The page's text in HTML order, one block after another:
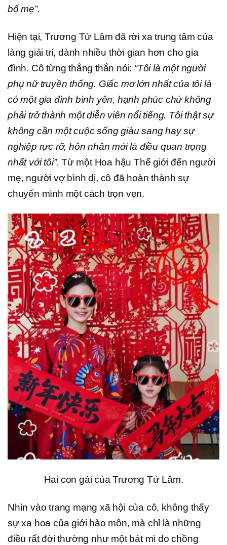
bố mẹ”.
Hiện tại, Trương Tử Lâm đã rời xa trung tâm của
làng giải trí, dành nhiều thời gian hơn cho gia
đình. Cô từng thẳng thắn nói: “Tôi là một người
phụ nữ truyền thống. Giấc mơ lớn nhất của tôi là
có một gia đình bình yên, hạnh phúc chứ không
phải trở thành một diễn viên nổi tiếng. Tôi thật sự
không cần một cuộc sống giàu sang hay sự
nghiệp rực rỡ, hôn nhân mới là điều quan trọng
nhất với tôi”. Từ một Hoa hậu Thế giới đến người
mẹ, người vợ bình dị, cô đã hoàn thành sự
chuyển mình một cách trọn vẹn.
Hai con gái của Trương Tử Lâm.
Nhìn vào trang mạng xã hội của cô, không thấy
sự xa hoa của giới hào môn, mà chỉ là những
điều rất đời thường như một bát mì do chồng